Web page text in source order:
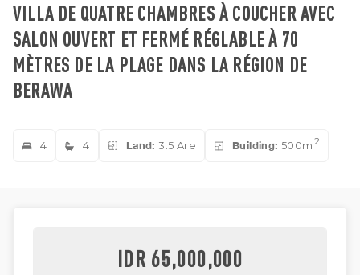
VILLA DE QUATRE CHAMBRES À COUCHER AVEC
SALON OUVERT ET FERMÉ RÉGLABLE À 70
MÈTRES DE LA PLAGE DANS LA RÉGION DE
BERAWA
4 4 Land: 3.5 Are Building: 500m 2
IDR 65,000,000